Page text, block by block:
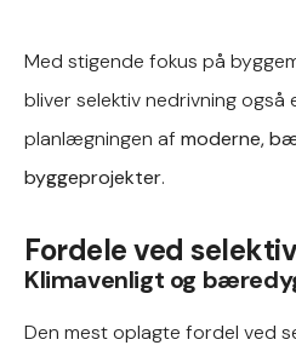
Med stigende fokus på
bliver selektiv nedrivning også
planlægningen af moderne,
byggeprojekter.
Fordele ved
Klimavenligt og
Den mest oplagte fordel ved